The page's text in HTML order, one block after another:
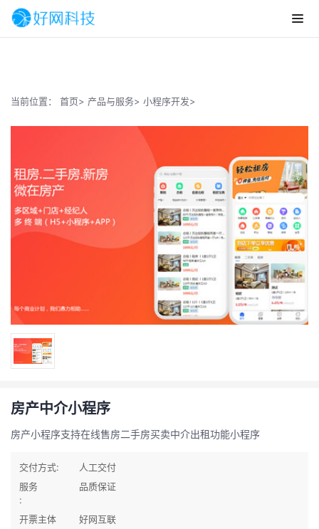
当前位置： 首页> 产品与服务> 小程序开发>
房产中介小程序
房产小程序支持在线售房二手房买卖中介出租功能小程序
交付方式:
人工交付
服务
:
品质保证
开票主体 好网互联